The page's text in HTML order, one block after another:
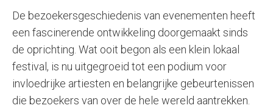
De bezoekersgeschiedenis van evenementen heeft
een fascinerende ontwikkeling doorgemaakt sinds
de oprichting. Wat ooit begon als een klein lokaal
festival, is nu uitgegroeid tot een podium voor
invloedrijke artiesten en belangrijke gebeurtenissen
die bezoekers van over de hele wereld aantrekken.